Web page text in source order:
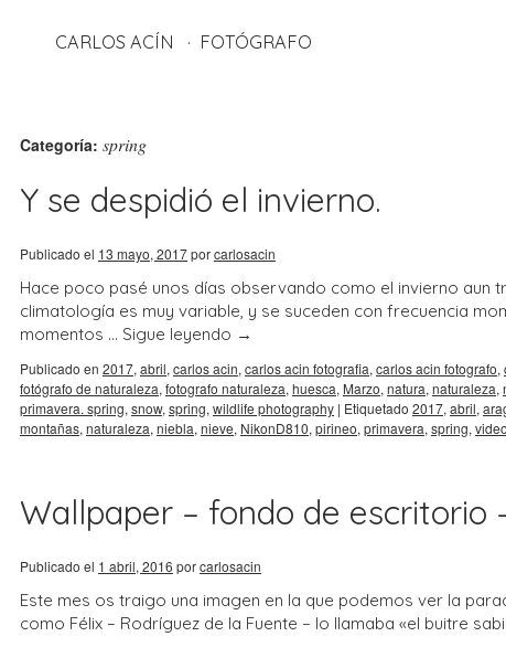
CARLOS ACÍN FOTÓGRAFO
Categoría: spring
Y se despidió el invierno.
Publicado el 13 mayo, 2017porcarlosacin
Hace poco pasé unos días observando como el invierno aun
climatología es muy variable, y se suceden con frecuencia
momentos … Sigue leyendo →
Publicado en 2017, abril, carlos acin, carlos acin fotografia, carlos acin fotografo,
fotógrafo de naturaleza, fotografo naturaleza, huesca, Marzo, natura, naturaleza,
primavera. spring, snow, spring, wildlife photography | Etiquetado 2017, abril,
montañas, naturaleza, niebla, nieve, NikonD810, pirineo, primavera, spring, video
Wallpaper – fondo de escritorio
Publicado el 1 abril, 2016 porcarlosacin
Este mes os traigo una imagen en la que podemos ver la
como Félix – Rodríguez de la Fuente – lo llamaba «el buitre